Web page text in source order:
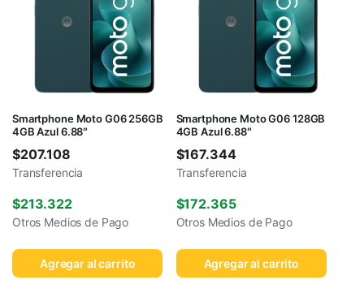
Smartphone Moto G06 256GB
4GB Azul 6.88″
$207.108
Transferencia
$213.322
Otros Medios de Pago
Agregar al carrito
Smartphone Moto G06 128GB
4GB Azul 6.88″
$167.344
Transferencia
$172.365
Otros Medios de Pago
Agregar al carrito